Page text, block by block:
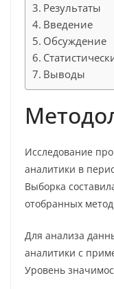
Результаты
Введение
Обсуждение
Выводы
Исследование
аналитики в
Выборка
отобранных
Для анализа
аналитики с
Уровень